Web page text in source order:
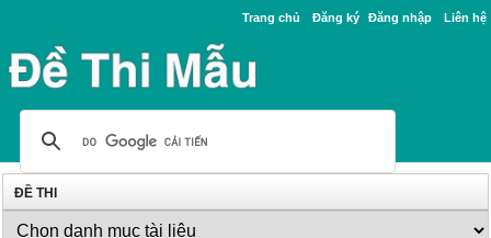
Trang chủ Đăng ký Đăng nhập Liên hệ
ĐỀ THI